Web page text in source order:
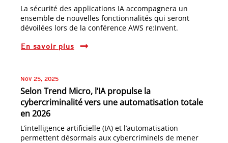
La sécurité des applications IA accompagnera un
ensemble de nouvelles fonctionnalités qui seront
dévoilées lors de la conférence AWS re:Invent.
En savoir plus
Nov 25, 2025
Selon Trend Micro, l’IA propulse la
cybercriminalité vers une automatisation totale
en 2026
L’intelligence artificielle (IA) et l’automatisation
permettent désormais aux cybercriminels de mener